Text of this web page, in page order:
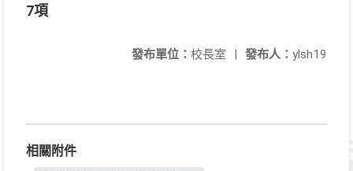
7項
發布人： ylsh19
發布單位： 校長室 |
相關附件